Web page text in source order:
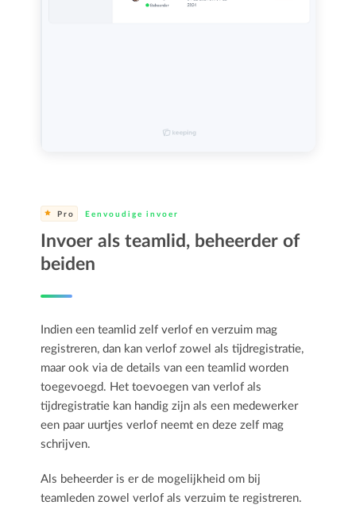
Pro Eenvoudige invoer
Invoer als teamlid, beheerder of
beiden
Indien een teamlid zelf verlof en verzuim mag
registreren, dan kan verlof zowel als tijdregistratie,
maar ook via de details van een teamlid worden
toegevoegd. Het toevoegen van verlof als
tijdregistratie kan handig zijn als een medewerker
een paar uurtjes verlof neemt en deze zelf mag
schrijven.
Als beheerder is er de mogelijkheid om bij
teamleden zowel verlof als verzuim te registreren.